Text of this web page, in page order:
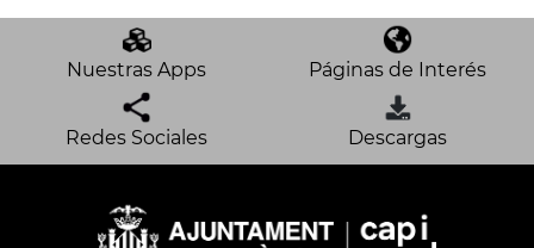
Nuestras Apps Páginas de Interés
Redes Sociales Descargas